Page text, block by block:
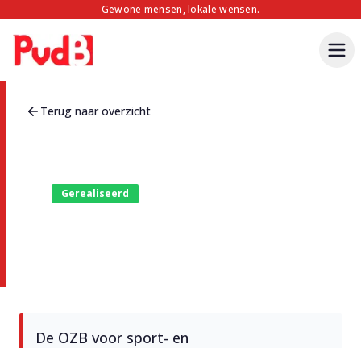
Gewone mensen, lokale wensen.
Terug naar overzicht
Gerealiseerd
De OZB voor sport- en